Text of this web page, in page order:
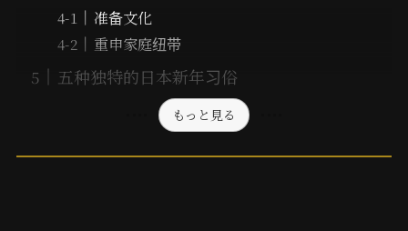
准备文化
重申家庭纽带
五种独特的日本新年习俗
もっと見る